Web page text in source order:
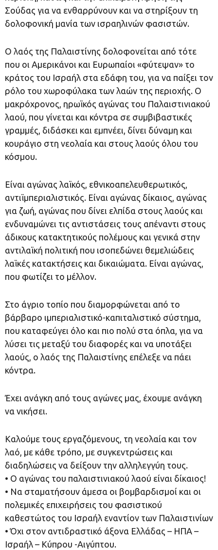
Σούδας για να ενθαρρύνουν και να στηρίξουν τη
δολοφονική μανία των ισραηλινών φασιστών.
Ο λαός της Παλαιστίνης δολοφονείται από τότε
που οι Αμερικάνοι και Ευρωπαίοι «φύτεψαν» το
κράτος του Ισραήλ στα εδάφη του, για να παίξει τον
ρόλο του χωροφύλακα των λαών της περιοχής. Ο
μακρόχρονος, ηρωϊκός αγώνας του Παλαιστινιακού
λαού, που γίνεται και κόντρα σε συμβιβαστικές
γραμμές, διδάσκει και εμπνέει, δίνει δύναμη και
κουράγιο στη νεολαία και στους λαούς όλου του
κόσμου.
Είναι αγώνας λαϊκός, εθνικοαπελευθερωτικός,
αντιϊμπεριαλιστικός. Είναι αγώνας δίκαιος, αγώνας
για ζωή, αγώνας που δίνει ελπίδα στους λαούς και
ενδυναμώνει τις αντιστάσεις τους απέναντι στους
άδικους κατακτητικούς πολέμους και γενικά στην
αντιλαϊκή πολιτική που ισοπεδώνει θεμελιώδεις
λαϊκές κατακτήσεις και δικαιώματα. Είναι αγώνας,
που φωτίζει το μέλλον.
Στο άγριο τοπίο που διαμορφώνεται από το
βάρβαρο ιμπεριαλιστικό-καπιταλιστικό σύστημα,
που καταφεύγει όλο και πιο πολύ στα όπλα, για να
λύσει τις μεταξύ του διαφορές και να υποτάξει
λαούς, ο λαός της Παλαιστίνης επέλεξε να πάει
κόντρα.
Έχει ανάγκη από τους αγώνες μας, έχουμε ανάγκη
να νικήσει.
Καλούμε τους εργαζόμενους, τη νεολαία και τον
λαό, με κάθε τρόπο, με συγκεντρώσεις και
διαδηλώσεις να δείξουν την αλληλεγγύη τους.
• Ο αγώνας του παλαιστινιακού λαού είναι δίκαιος!
• Να σταματήσουν άμεσα οι βομβαρδισμοί και οι
πολεμικές επιχειρήσεις του φασιστικού
καθεστώτος του Ισραήλ εναντίον των Παλαιστινίων
• Όχι στον αντιδραστικό άξονα Ελλάδας – ΗΠΑ –
Ισραήλ – Κύπρου -Αιγύπτου.